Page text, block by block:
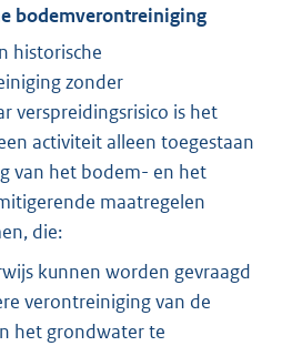
bodemverontreiniging
historische
zonder
verspreidingsrisico is het
activiteit alleen toegestaan
van het bodem- en het
maatregelen
die:
kunnen worden gevraagd
verontreiniging van de
het grondwater te